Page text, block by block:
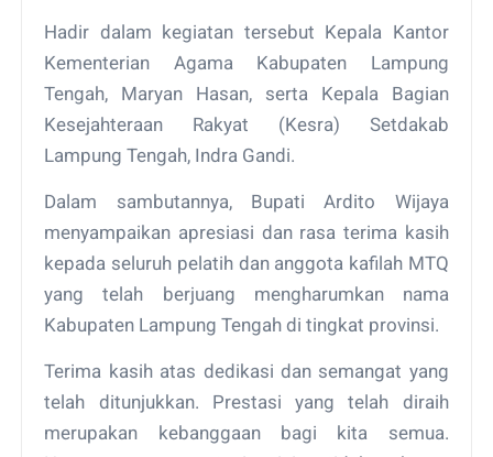
Hadir dalam kegiatan tersebut Kepala Kantor
Kementerian Agama Kabupaten Lampung
Tengah, Maryan Hasan, serta Kepala Bagian
Kesejahteraan Rakyat (Kesra) Setdakab
Lampung Tengah, Indra Gandi.
Dalam sambutannya, Bupati Ardito Wijaya
menyampaikan apresiasi dan rasa terima kasih
kepada seluruh pelatih dan anggota kafilah MTQ
yang telah berjuang mengharumkan nama
Kabupaten Lampung Tengah di tingkat provinsi.
Terima kasih atas dedikasi dan semangat yang
telah ditunjukkan. Prestasi yang telah diraih
merupakan kebanggaan bagi kita semua.